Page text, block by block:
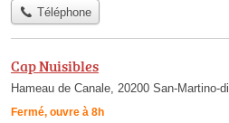
Téléphone
Cap Nuisibles
Hameau de Canale, 20200 San-Martino-
Fermé, ouvre à 8h